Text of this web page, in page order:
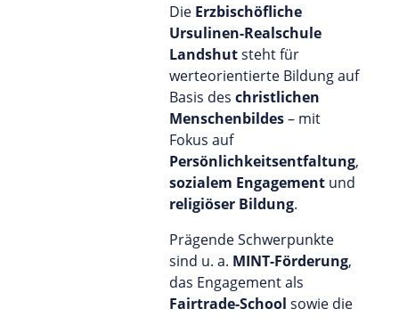
Die Erzbischöfliche
Ursulinen-Realschule
Landshutsteht für
werteorientierte Bildung auf
Basis deschristlichen
Menschenbildes– mit
Fokus auf
Persönlichkeitsentfaltung,
sozialem Engagement und
religiöser Bildung.
Prägende Schwerpunkte
sind u. a. MINT-Förderung,
das Engagement als
Fairtrade-School sowie die